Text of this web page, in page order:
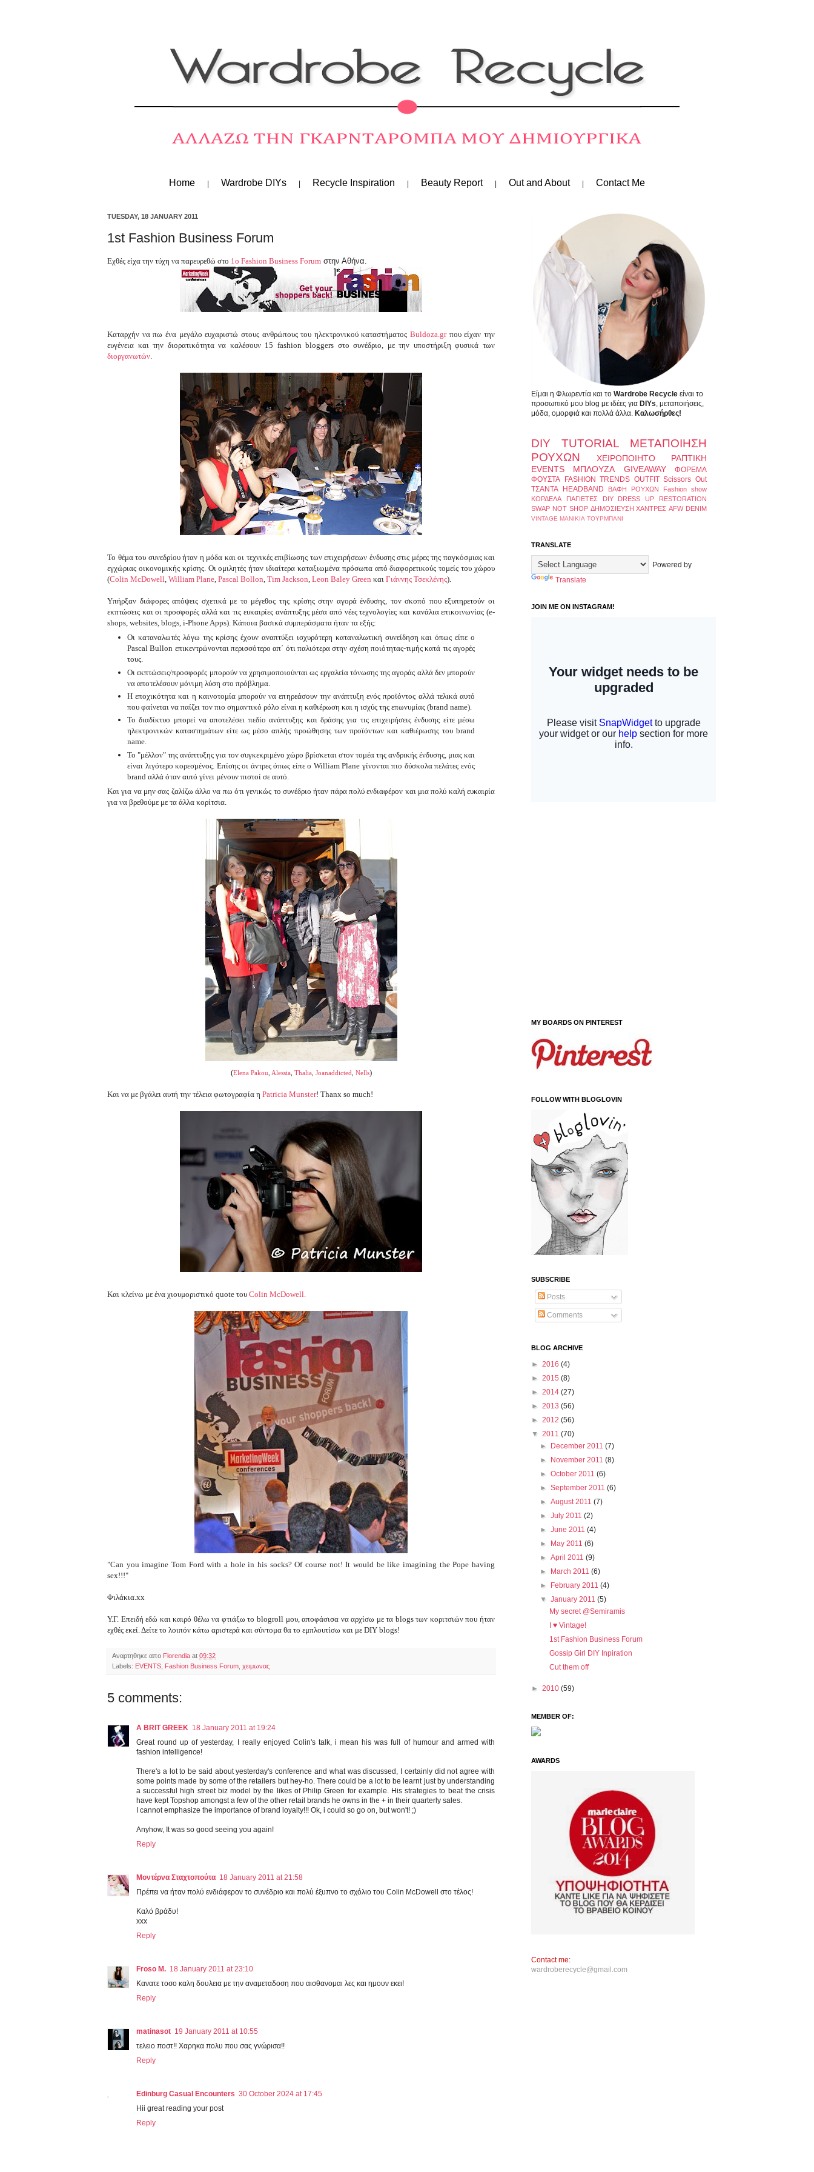
Home Wardrobe DIYs Recycle Inspiration Beauty Report Out and About Contact Me
TUESDAY, 18 JANUARY 2011
1st Fashion Business Forum
Εχθές είχα την τύχη να παρευρεθώ στο 1ο Fashion Business Forum στην Αθήνα.
Καταρχήν να πω ένα μεγάλο ευχαριστώ στους ανθρώπους του ηλεκτρονικού καταστήματοςBuldoza.grπου είχαν την
ευγένεια και την διορατικότητα να καλέσουν 15 fashion bloggers στο συνέδριο, με την υποστήριξη φυσικά των
διοργανωτών
Το θέμα του συνεδρίου ήταν η μόδα και οι τεχνικές επιβίωσης των επιχειρήσεων ένδυσης στις μέρες της παγκόσμιας και
εγχώριας οικονομικής κρίσης. Οι ομιλητές ήταν ιδιαίτερα καταξιωμένα πρόσωπα από διαφορετικούς τομείς του χώρου
(Colin McDowell William Plane Pascal Bollon Tim Jackson Leon Baley Green και Γιάννης Τσεκλένης).
Υπήρξαν διάφορες απόψεις σχετικά με το μέγεθος της κρίσης στην αγορά ένδυσης, τον σκοπό που εξυπηρετούν οι
εκπτώσεις και οι προσφορές αλλά και τις ευκαιρίες ανάπτυξης μέσα από νέες τεχνολογίες και κανάλια επικοινωνίας (e-
shops, websites, blogs, i-Phone Apps). Κάποια βασικά συμπεράσματα ήταν τα εξής:
Οι καταναλωτές λόγω της κρίσης έχουν αναπτύξει ισχυρότερη καταναλωτική συνείδηση και όπως είπε ο
Pascal Bullon επικεντρώνονται περισσότερο απ΄ ότι παλιότερα στην σχέση ποιότητας-τιμής κατά τις αγορές
τους.
Οι εκπτώσεις/προσφορές μπορούν να χρησιμοποιούνται ως εργαλεία τόνωσης της αγοράς αλλά δεν μπορούν
να αποτελέσουν μόνιμη λύση στο πρόβλημα.
Η εποχικότητα και η καινοτομία μπορούν να επηρεάσουν την ανάπτυξη ενός προϊόντος αλλά τελικά αυτό
που φαίνεται να παίζει τον πιο σημαντικό ρόλο είναι η καθιέρωση και η ισχύς της επωνυμίας (brand name).
Το διαδίκτυο μπορεί να αποτελέσει πεδίο ανάπτυξης και δράσης για τις επιχειρήσεις ένδυσης είτε μέσω
ηλεκτρονικών καταστημάτων είτε ως μέσο απλής προώθησης των προϊόντων και καθιέρωσης του brand
name.
Το "μέλλον" της ανάπτυξης για τον συγκεκριμένο χώρο βρίσκεται στον τομέα της ανδρικής ένδυσης, μιας και
είναι λιγότερο κορεσμένος. Επίσης οι άντρες όπως είπε ο William Plane γίνονται πιο δύσκολα πελάτες ενός
brand αλλά όταν αυτό γίνει μένουν πιστοί σε αυτό.
Και για να μην σας ζαλίζω άλλο να πω ότι γενικώς το συνέδριο ήταν πάρα πολύ ενδιαφέρον και μια πολύ καλή ευκαιρία
για να βρεθούμε με τα άλλα κορίτσια.
(Elena Pakou Alessia Thalia Joanaddicted Nells)
Και να με βγάλει αυτή την τέλεια φωτογραφία η Patricia Munster! Thanx so much!
Και κλείνω με ένα χιουμοριστικό quote του Colin McDowell.
"Can you imagine Tom Ford with a hole in his socks? Of course not! It would be like imagining the Pope having
sex!!!"
Φιλάκια.xx
Υ.Γ. Επειδή εδώ και καιρό θέλω να φτιάξω το blogroll μου, αποφάσισα να αρχίσω με τα blogs των κοριτσιών που ήταν
εχθές εκεί. Δείτε το λοιπόν κάτω αριστερά και σύντομα θα το εμπλουτίσω και με DIY blogs!
Αναρτηθηκε απο Florendia at 09:32
Labels: EVENTS Fashion Business Forum χειμωνας
5 comments:
A BRIT GREEK 18 January 2011 at 19:24
Great round up of yesterday, I really enjoyed Colin's talk, i mean his was full of humour and armed with
fashion intelligence!
There's a lot to be said about yesterday's conference and what was discussed, I certainly did not agree with
some points made by some of the retailers but hey-ho. There could be a lot to be learnt just by understanding
a successful high street biz model by the likes of Philip Green for example. His strategies to beat the crisis
have kept Topshop amongst a few of the other retail brands he owns in the + in their quarterly sales.
I cannot emphasize the importance of brand loyalty!!! Ok, i could so go on, but won't! ;)
Anyhow, It was so good seeing you again!
Reply
Μοντέρνα Σταχτοπούτα 18 January 2011 at 21:58
Πρέπει να ήταν πολύ ενδιάφερον το συνέδριο και πολύ έξυπνο το σχόλιο του Colin McDowell στο τέλος!
Καλό βράδυ!
xxx
Reply
Froso M. 18 January 2011 at 23:10
Κανατε τοσο καλη δουλεια με την αναμεταδοση που αισθανομαι λες και ημουν εκει!
Reply
matinasot 19 January 2011 at 10:55
τελειο ποστ!! Χαρηκα πολυ που σας γνώρισα!!
Reply
Edinburg Casual Encounters 30 October 2024 at 17:45
Hii great reading your post
Reply
Είμαι η Φλωρεντία και το Wardrobe Recycle είναι το
προσωπικό μου blog με ιδέες για DIYs, μεταποιήσεις,
μόδα, ομορφιά και πολλά άλλα. Καλωσήρθες!
DIY TUTORIAL
ΜΕΤΑΠΟΙΗΣΗ
ΡΟΥΧΩΝ
ΧΕΙΡΟΠΟΙΗΤΟ
ΡΑΠΤΙΚΗ
EVENTS
ΜΠΛΟΥΖΑ GIVEAWAY
ΦΟΡΕΜΑ
ΦΟΥΣΤΑ
FASHION TRENDS OUTFIT Scissors Out
ΤΣΑΝΤΑ
HEADBAND ΒΑΦΗ ΡΟΥΧΩΝ
Fashion show
ΚΟΡΔΕΛΑ
ΠΑΓΙΕΤΕΣ DIY DRESS UP
RESTORATION
SWAP NOT SHOP ΔΗΜΟΣΙΕΥΣΗ ΧΑΝΤΡΕΣ AFW DENIM
VINTAGE ΜΑΝΙΚΙΑ ΤΟΥΡΜΠΑΝΙ
TRANSLATE
Powered by
Translate
JOIN ME ON INSTAGRAM!
MY BOARDS ON PINTEREST
FOLLOW WITH BLOGLOVIN
SUBSCRIBE
Posts
Comments
BLOG ARCHIVE
► 2016 (4)
► 2015 (8)
► 2014 (27)
► 2013 (56)
► 2012 (56)
▼ 2011 (70)
►
December 2011(7)
►
November 2011(8)
►October 2011(6)
►September 2011(6)
►August 2011(7)
►July 2011(2)
►June 2011(4)
►
May 2011(6)
►April 2011(9)
►
March 2011(6)
►
February 2011(4)
▼January 2011(5)
My secret @Semiramis
I ♥ Vintage!
1st Fashion Business Forum
Gossip Girl DIY Inpiration
Cut them off
► 2010 (59)
MEMBER OF:
AWARDS
Contact me:
wardroberecycle@gmail.com